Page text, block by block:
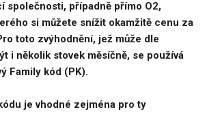
společnosti, případně přímo O2,
si můžete snížit okamžitě cenu za
toto zvýhodnění, jež může dle
i několik stovek měsíčně, se používá
Family kód (PK).
je vhodné zejména pro ty